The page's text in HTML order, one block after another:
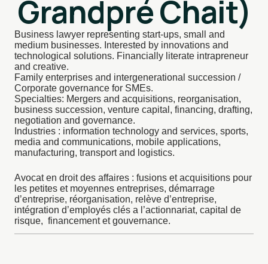
Grandpré Chait)
Business lawyer representing start-ups, small and
medium businesses. Interested by innovations and
technological solutions. Financially literate intrapreneur
and creative.
Family enterprises and intergenerational succession /
Corporate governance for SMEs.
Specialties: Mergers and acquisitions, reorganisation,
business succession, venture capital, financing, drafting,
negotiation and governance.
Industries : information technology and services, sports,
media and communications, mobile applications,
manufacturing, transport and logistics.
Avocat en droit des affaires : fusions et acquisitions pour
les petites et moyennes entreprises, démarrage
d’entreprise, réorganisation, relève d’entreprise,
intégration d’employés clés a l’actionnariat, capital de
risque, financement et gouvernance.